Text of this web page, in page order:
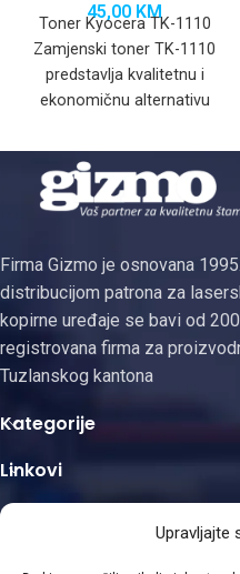
Upravljajte
45,00 KM
Toner Kyocera TK-1110
Zamjenski toner TK-1110
predstavlja kvalitetnu i
ekonomičnu alternativu
za besprijekorno
funkcionisanje s
kompatibilnim Kyocera
Firma Gizmo je osnovana
distribucijom patrona za
kopirne uređaje se bavi od
registrovana firma za
Tuzlanskog kantona
Kategorije
Linkovi
Kontakt informacije